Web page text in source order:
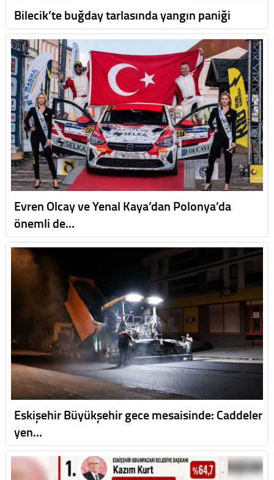
Bilecik’te buğday tarlasında yangın paniği
Evren Olcay ve Yenal Kaya’dan Polonya’da
önemli de…
Eskişehir Büyükşehir gece mesaisinde: Caddeler
yen…